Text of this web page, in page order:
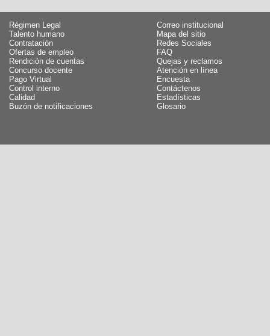
Régimen Legal
Talento humano
Contratación
Ofertas de empleo
Rendición de cuentas
Concurso docente
Pago Virtual
Control interno
Calidad
Buzón de notificaciones
Correo institucional
Mapa del sitio
Redes Sociales
FAQ
Quejas y reclamos
Atención en línea
Encuesta
Contáctenos
Estadísticas
Glosario